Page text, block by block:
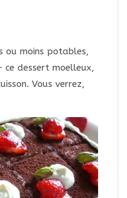
ou moins potables,
ce dessert moelleux,
Vous verrez,